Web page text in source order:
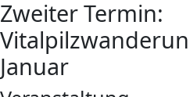
Zweiter Termin:
Januar